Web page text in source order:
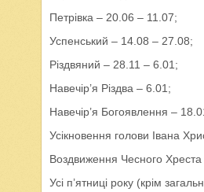
Петрівка – 20.06 – 11.07;
Успенський – 14.08 – 27.08;
Різдвяний – 28.11 – 6.01;
Навечір’я Різдва – 6.01;
Навечір’я Богоявлення –
Усікновення голови Івана
Воздвиження Чесного
Усі п’ятниці року (крім